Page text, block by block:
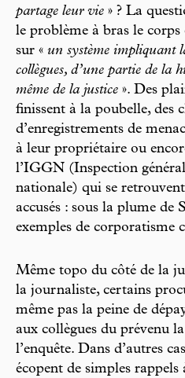
partage leur vie » ? La
le problème à bras le
sur « un système impliquant
collègues, d’une partie de la
même de la justice ». Des
finissent à la poubelle, des
d’enregistrements de
à leur propriétaire ou
l’IGGN (Inspection
nationale) qui se
accusés : sous la plume de
exemples de corporatisme
Même topo du côté de la
la journaliste, certains
même pas la peine de
aux collègues du prévenu
l’enquête. Dans d’autres
écopent de simples